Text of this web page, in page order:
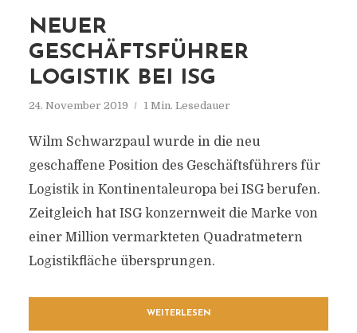
NEUER
GESCHÄFTSFÜHRER
LOGISTIK BEI ISG
24. November 2019 1 Min. Lesedauer
Wilm Schwarzpaul wurde in die neu
geschaffene Position des Geschäftsführers für
Logistik in Kontinentaleuropa bei ISG berufen.
Zeitgleich hat ISG konzernweit die Marke von
einer Million vermarkteten Quadratmetern
Logistikfläche übersprungen.
WEITERLESEN